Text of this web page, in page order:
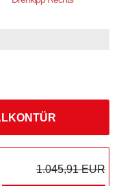
1.045,91 EUR